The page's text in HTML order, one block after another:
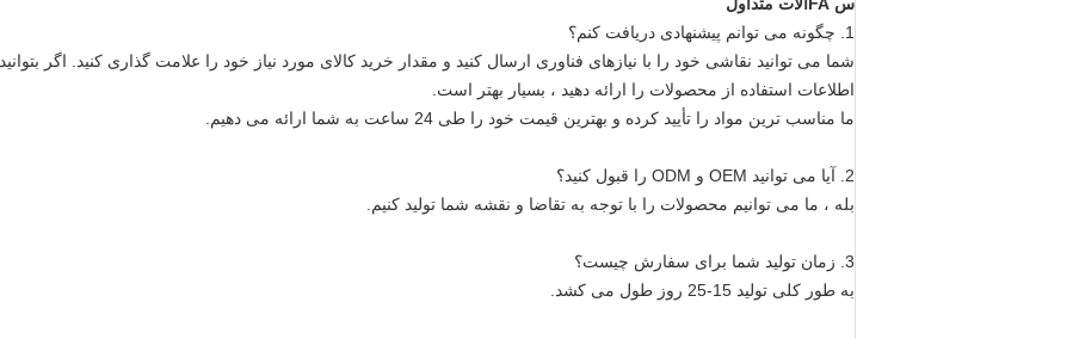
1. چگونه می توانم پیشنهادی دریافت کنم؟
شما می توانید نقاشی خود را با نیازهای فناوری ارسال کنید و مقدار خرید کالای مورد نیاز خود را علامت گذاری کنید. اگر بتوانید
اطلاعات استفاده از محصولات را ارائه دهید ، بسیار بهتر است.
ما مناسب ترین مواد را تأیید کرده و بهترین قیمت خود را طی 24 ساعت به شما ارائه می دهیم.
2. آیا می توانید OEM و ODM را قبول کنید؟
بله ، ما می توانیم محصولات را با توجه به تقاضا و نقشه شما تولید کنیم.
3. زمان تولید شما برای سفارش چیست؟
به طور کلی تولید 15-25 روز طول می کشد.